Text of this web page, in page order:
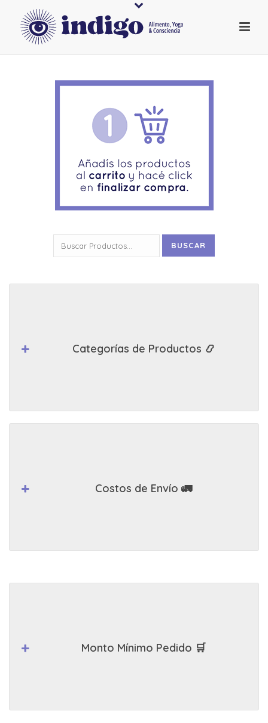
por:
BUSCAR
Categorías de Productos 📿
Costos de Envío 🚛
Monto Mínimo Pedido 🛒